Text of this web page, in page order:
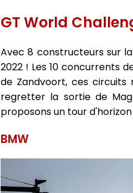
GT World
Avec 8 constructeurs sur
2022 ! Les 10 concurrents
de Zandvoort, ces circuits
regretter la sortie de
proposons un tour
BMW